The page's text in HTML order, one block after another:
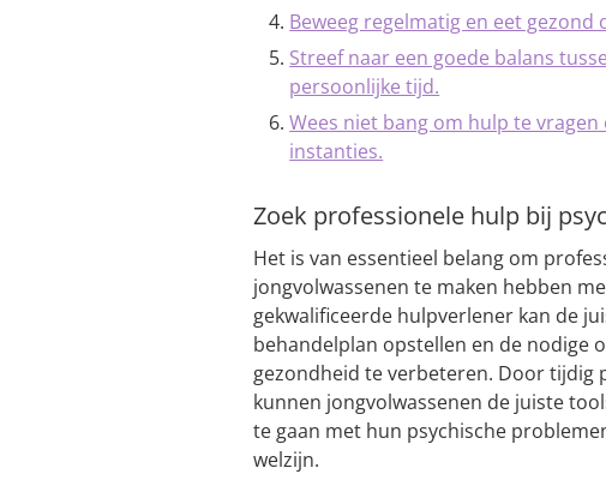
Beweeg regelmatig en eet
Streef naar een goede balans
persoonlijke tijd.
Wees niet bang om hulp te
instanties.
Zoek professionele hulp bij
Het is van essentieel belang om
jongvolwassenen te maken hebben
gekwalificeerde hulpverlener kan de
behandelplan opstellen en de nodige
gezondheid te verbeteren. Door tijdig
kunnen jongvolwassenen de juiste
te gaan met hun psychische
welzijn.